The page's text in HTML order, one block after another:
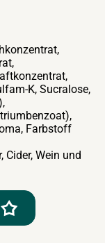
K, Sucralose,
Farbstoff
Wein und